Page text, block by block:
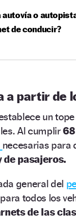
autovía o
de conducir?
a partir de
un
Al cumplir
necesarias para
pasajeros.
general del
todos los
de las